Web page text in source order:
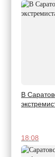
В
18:08